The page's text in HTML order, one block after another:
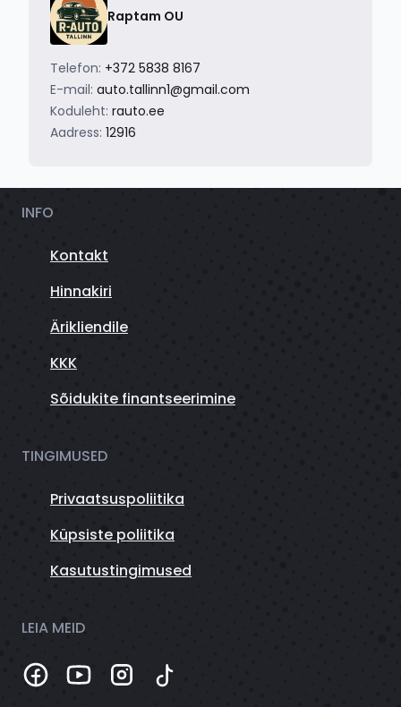
Raptam OU
Telefon: +372 5838 8167
E-mail: auto.tallinn1@gmail.com
Koduleht: rauto.ee
Aadress: 12916
INFO
Kontakt
Hinnakiri
Ärikliendile
KKK
Sõidukite finantseerimine
TINGIMUSED
Privaatsuspoliitika
Küpsiste poliitika
Kasutustingimused
LEIA MEID